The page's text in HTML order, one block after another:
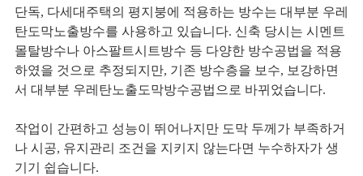
단독, 다세대주택의 평지붕에 적용하는 방수는 대부분 우레
탄도막노출방수를 사용하고 있습니다. 신축 당시는 시멘트
몰탈방수나 아스팔트시트방수 등 다양한 방수공법을 적용
하였을 것으로 추정되지만, 기존 방수층을 보수, 보강하면
서 대부분 우레탄노출도막방수공법으로 바뀌었습니다.
작업이 간편하고 성능이 뛰어나지만 도막 두께가 부족하거
나 시공, 유지관리 조건을 지키지 않는다면 누수하자가 생
기기 쉽습니다.